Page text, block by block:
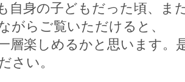
自身の子どもだった頃、ま
がらご覧いただけると、
層楽しめるかと思います。
さい。